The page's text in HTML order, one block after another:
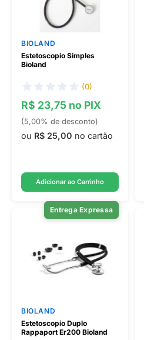
BIOLAND
Estetoscopio Simples
Bioland
(0)
R$ 23,75 no PIX
(5,00% de desconto)
ou R$ 25,00 no cartão
Adicionar ao Carrinho
Entrega Expressa
BIOLAND
Estetoscopio Duplo
Rappaport Er200 Bioland